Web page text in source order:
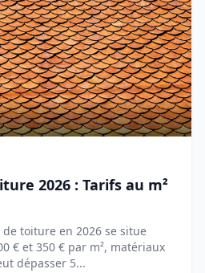
2026 : Tarifs au m²
toiture en 2026 se situe
€ et 350 € par m², matériaux
dépasser 5...